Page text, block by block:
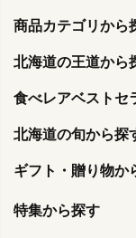
商品カテゴリから
北海道の王道から
食べレアベストセ
北海道の旬から探
ギフト・贈り物か
特集から探す